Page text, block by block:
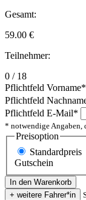
Gesamt:
59.00 €
Teilnehmer:
0 / 18
Pflichtfeld Vorname*
Pflichtfeld
Pflichtfeld E-Mail*
* notwendige
Preisoption
Standardpreis
Gutschein